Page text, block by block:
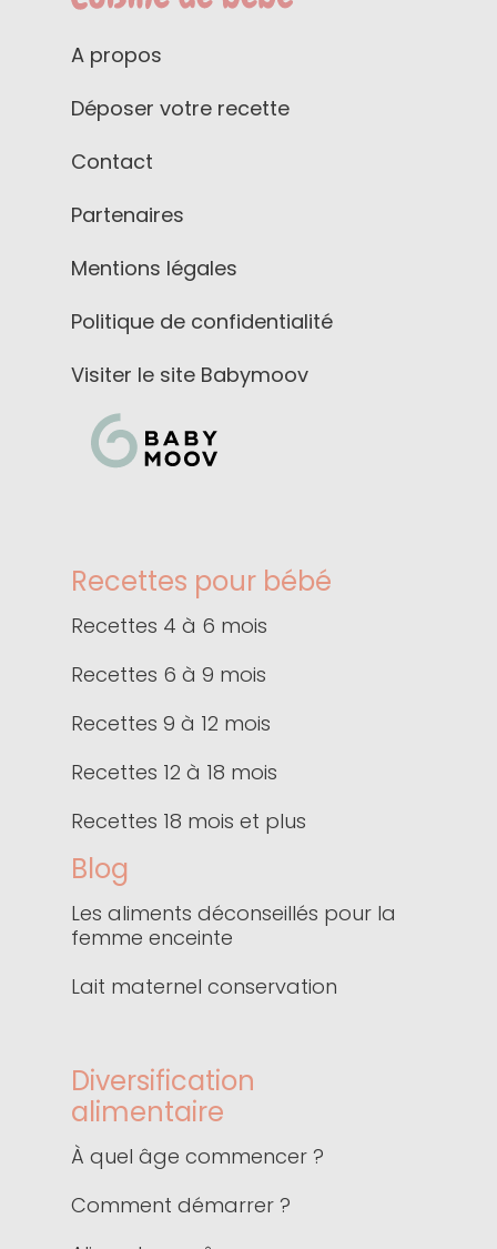
A propos
Déposer votre recette
Contact
Partenaires
Mentions légales
Politique de confidentialité
Visiter le site Babymoov
Recettes pour bébé
Recettes 4 à 6 mois
Recettes 6 à 9 mois
Recettes 9 à 12 mois
Recettes 12 à 18 mois
Recettes 18 mois et plus
Blog
Les aliments déconseillés pour la
femme enceinte
Lait maternel conservation
Diversification
alimentaire
À quel âge commencer ?
Comment démarrer ?